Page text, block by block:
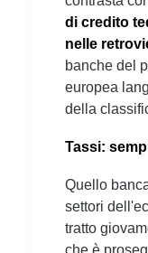
di credito
nelle
banche del
europea
della
Tassi:
Quello
settori
tratto
che è